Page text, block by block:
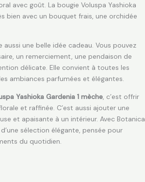
avec goût. La bougie Voluspa Yashioka
bien avec un bouquet frais, une orchidée
une belle idée cadeau. Vous pouvez
un remerciement, une pendaison de
délicate. Elle convient à toutes les
ambiances parfumées et élégantes.
Yashioka Gardenia 1 mèche, c’est offrir
et raffinée. C’est aussi ajouter une
et apaisante à un intérieur. Avec Botanica
sélection élégante, pensée pour
du quotidien.